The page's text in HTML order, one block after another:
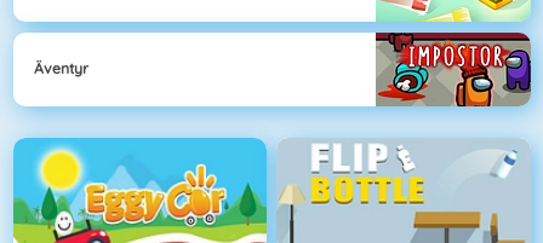
Äventyr